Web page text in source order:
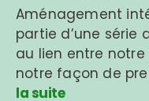
Aménagement
partie d’une série
au lien entre
notre façon de
la suite